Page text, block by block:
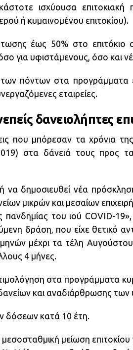
ισχύουσα επιτοκιακή
ή κυμαινομένου επιτοκίου).
έως 50% στο επιτόκιο
για υφιστάμενους, όσο και
πόντων στα προγράμματα
εταιρείες.
δανειολήπτες
που μπόρεσαν τα χρόνια
στα δάνειά τους προς
να δημοσιευθεί νέα
μικρών και μεσαίων
πανδημίας του ιού COVID-
δράση, που είχε θετικό
μέχρι τα τέλη
4 μήνες.
στα προγράμματα
δανείων και αναδιάρθρωσης
δόσεων κατά 10 έτη.
μείωση επιτοκίου